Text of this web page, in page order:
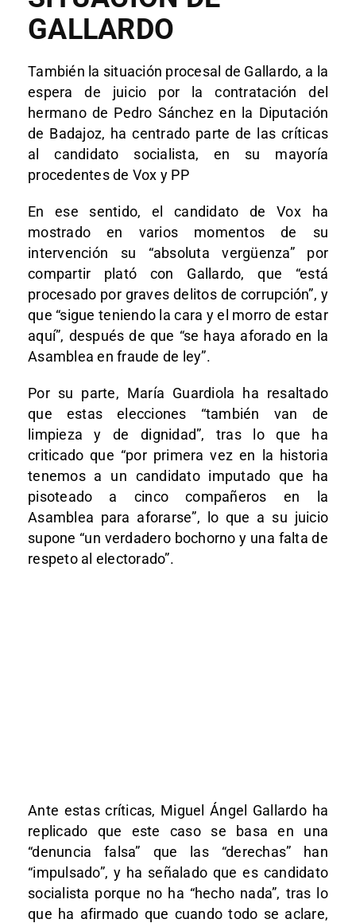
GALLARDO
También la situación procesal de Gallardo, a la
espera de juicio por la contratación del
hermano de Pedro Sánchez en la Diputación
de Badajoz, ha centrado parte de las críticas
al candidato socialista, en su mayoría
procedentes de Vox y PP
En ese sentido, el candidato de Vox ha
mostrado en varios momentos de su
intervención su “absoluta vergüenza” por
compartir plató con Gallardo, que “está
procesado por graves delitos de corrupción”, y
que “sigue teniendo la cara y el morro de estar
aquí”, después de que “se haya aforado en la
Asamblea en fraude de ley”.
Por su parte, María Guardiola ha resaltado
que estas elecciones “también van de
limpieza y de dignidad”, tras lo que ha
criticado que “por primera vez en la historia
tenemos a un candidato imputado que ha
pisoteado a cinco compañeros en la
Asamblea para aforarse”, lo que a su juicio
supone “un verdadero bochorno y una falta de
respeto al electorado”.
Ante estas críticas, Miguel Ángel Gallardo ha
replicado que este caso se basa en una
“denuncia falsa” que las “derechas” han
“impulsado”, y ha señalado que es candidato
socialista porque no ha “hecho nada”, tras lo
que ha afirmado que cuando todo se aclare,